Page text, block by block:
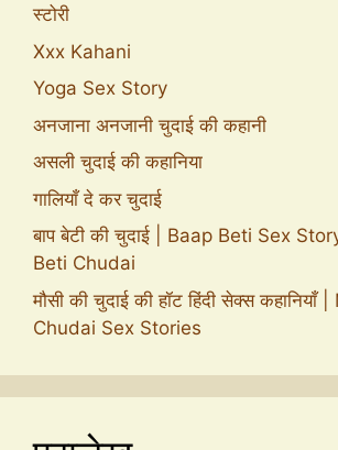
स्टोरी
Xxx Kahani
Yoga Sex Story
अनजाना अनजानी चुदाई की कहानी
असली चुदाई की कहानिया
गालियाँ दे कर चुदाई
बाप बेटी की चुदाई | Baap Beti Sex
Beti Chudai
मौसी की चुदाई की हॉट हिंदी सेक्स कहानियाँ
Chudai Sex Stories